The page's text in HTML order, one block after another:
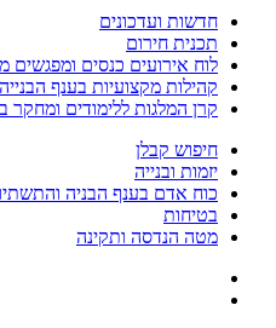
חדשות ועדכונים
תכנית חירום
לוח אירועים כנסים ומפגשים
קהילות מקצועיות בענף
קרן המלגות ללימודים ומחקר
חיפוש קבלן
יזמות ובנייה
כוח אדם בענף הבניה
בטיחות
מטה הנדסה ותקינה